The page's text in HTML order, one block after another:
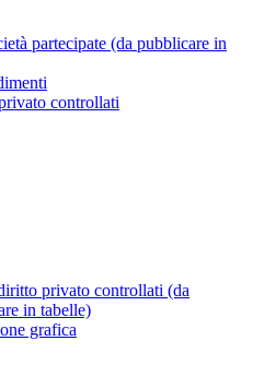
partecipate (da pubblicare in
controllati
privato controllati (da
in tabelle)
grafica